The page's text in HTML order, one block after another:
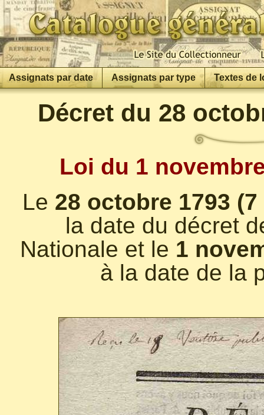
Assignats par date Assignats par type Textes de
Décret du 28
Loi du 1
Le 28 octobre 1793
la date du décret
Nationale et le 1
à la date de la